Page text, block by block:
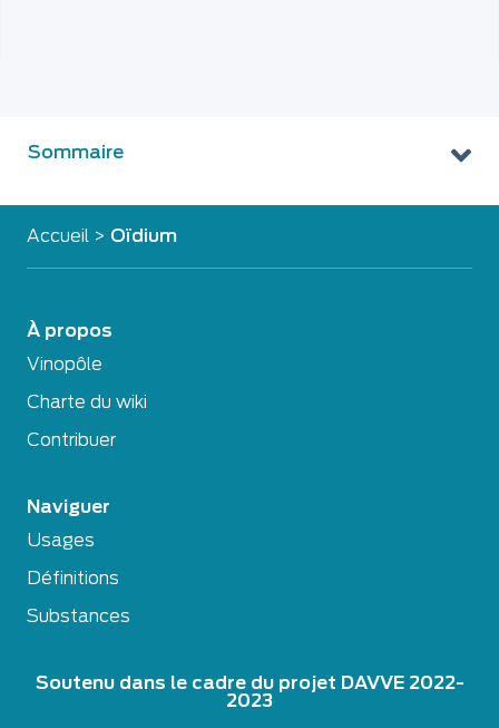
Sommaire
Accueil > Oïdium
À propos
Vinopôle
Charte du wiki
Contribuer
Naviguer
Usages
Définitions
Substances
Soutenu dans le cadre du projet DAVVE 2022-
2023